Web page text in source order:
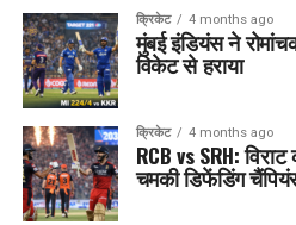
क्रिकेट 4 months ago
मुंबई इंडियंस ने
विकेट से हराया
क्रिकेट 4 months ago
RCB vs SRH:
चमकी डिफेंडिंग